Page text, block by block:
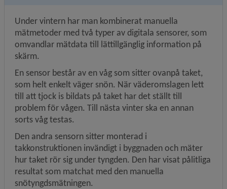
Under vintern har man kombinerat manuella
mätmetoder med två typer av digitala sensorer, som
omvandlar mätdata till lättillgänglig information på
skärm.
En sensor består av en våg som sitter ovanpå taket,
som helt enkelt väger snön. När väderomslagen lett
till att tjock is bildats på taket har det ställt till
problem för vågen. Till nästa vinter ska en annan
sorts våg testas.
Den andra sensorn sitter monterad i
takkonstruktionen invändigt i byggnaden och mäter
hur taket rör sig under tyngden. Den har visat pålitliga
resultat som matchat med den manuella
snötyngdsmätningen.